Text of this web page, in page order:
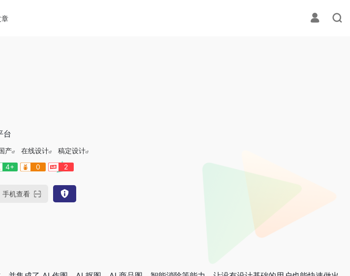
章
台
产 在线设计
稿定设计
4+ 0 2
手机查看